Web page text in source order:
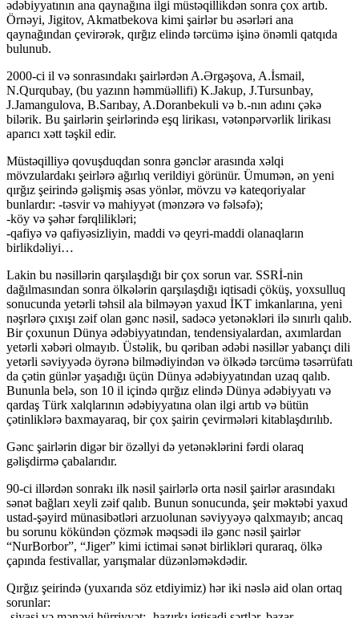
ədəbiyyatının ana qaynağına ilgi müstəqillikdən sonra çox artıb.
Örnəyi, Jigitov, Akmatbekova kimi şairlər bu əsərləri ana
qaynağından çevirərək, qırğız elində tərcümə işinə önəmli qatqıda
bulunub.
2000-ci il və sonrasındakı şairlərdən A.Ərgəşova, A.İsmail,
N.Qurqubay, (bu yazınn həmmüəllifi) K.Jakup, J.Tursunbay,
J.Jamangulova, B.Sarıbay, A.Doranbekuli və b.-nın adını çəkə
bilərik. Bu şairlərin şeirlərində eşq lirikası, vətənpərvərlik lirikası
aparıcı xətt təşkil edir.
Müstəqilliyə qovuşduqdan sonra gənclər arasında xəlqi
mövzulardakı şeirlərə ağırlıq verildiyi görünür. Ümumən, ən yeni
qırğız şeirində gəlişmiş əsas yönlər, mövzu və kateqoriyalar
bunlardır: -təsvir və mahiyyət (mənzərə və fəlsəfə);
-köy və şəhər fərqlilikləri;
-qafiyə və qafiyəsizliyin, maddi və qeyri-maddi olanaqların
birlikdəliyi…
Lakin bu nəsillərin qarşılaşdığı bir çox sorun var. SSRİ-nin
dağılmasından sonra ölkələrin qarşılaşdığı iqtisadi çöküş, yoxsulluq
sonucunda yetərli təhsil ala bilməyən yaxud İKT imkanlarına, yeni
nəşrlərə çıxışı zəif olan gənc nəsil, sadəcə yetənəkləri ilə sınırlı qalıb.
Bir çoxunun Dünya ədəbiyyatından, tendensiyalardan, axımlardan
yetərli xəbəri olmayıb. Üstəlik, bu qəriban ədəbi nəsillər yabançı dili
yetərli səviyyədə öyrənə bilmədiyindən və ölkədə tərcümə təsərrüfatı
da çətin günlər yaşadığı üçün Dünya ədəbiyyatından uzaq qalıb.
Bununla belə, son 10 il içində qırğız elində Dünya ədəbiyyatı və
qardaş Türk xalqlarının ədəbiyyatına olan ilgi artıb və bütün
çətinliklərə baxmayaraq, bir çox şairin çevirmələri kitablaşdırılıb.
Gənc şairlərin digər bir özəllyi də yetənəklərini fərdi olaraq
gəlişdirmə çabalarıdır.
90-ci illərdən sonrakı ilk nəsil şairlərlə orta nəsil şairlər arasındakı
sənət bağları xeyli zəif qalıb. Bunun sonucunda, şeir məktəbi yaxud
ustad-şəyird münasibətləri arzuolunan səviyyəyə qalxmayıb; ancaq
bu sorunu kökündən çözmək məqsədi ilə gənc nəsil şairlər
“NurBorbor”, “Jiger” kimi ictimai sənət birlikləri quraraq, ölkə
çapında festivallar, yarışmalar düzənləməkdədir.
Qırğız şeirində (yuxarıda söz etdiyimiz) hər iki nəslə aid olan ortaq
sorunlar: